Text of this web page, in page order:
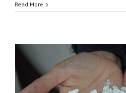
Read More